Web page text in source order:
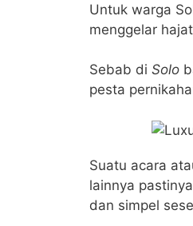
at
s
A
p
itt
Untuk warga
menggelar
Sebab di Solo
pesta
Suatu acara
lainnya
dan simpel